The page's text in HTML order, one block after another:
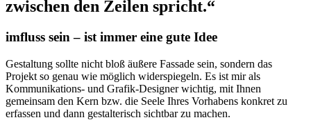
zwischen den Zeilen spricht.“
imfluss sein – ist immer eine gute Idee
Gestaltung sollte nicht bloß äußere Fassade sein, sondern das
Projekt so genau wie möglich widerspiegeln. Es ist mir als
Kommunikations- und Grafik-Designer wichtig, mit Ihnen
gemeinsam den Kern bzw. die Seele Ihres Vorhabens konkret zu
erfassen und dann gestalterisch sichtbar zu machen.